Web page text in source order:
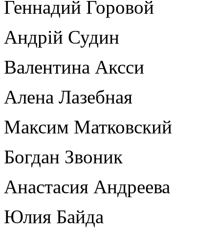
Геннадий Горовой
Андрій Судин
Валентина Аксси
Алена Лазебная
Максим Матковский
Богдан Звоник
Анастасия Андреева
Юлия Байда